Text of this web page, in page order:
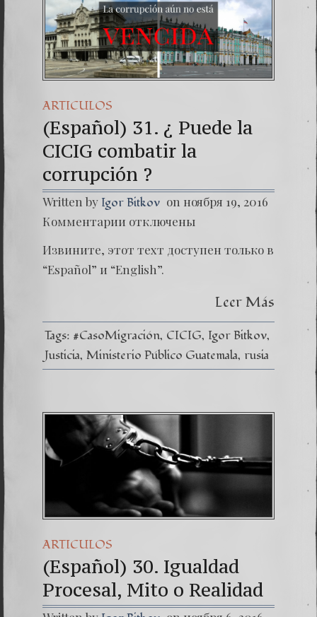
ARTICULOS
(Español) 31. ¿ Puede la
CICIG combatir la
corrupción ?
Written by Igor Bitkov on ноября 19, 2016
Комментарии
Puede
отключены
Извините, этот техт доступен только в
“Español” и “English”.
Leer Más
Tags: #CasoMigración CICIG Igor Bitkov
Justicia Ministerio Público Guatemala rusia
ARTICULOS
(Español) 30. Igualdad
Procesal, Mito o Realidad